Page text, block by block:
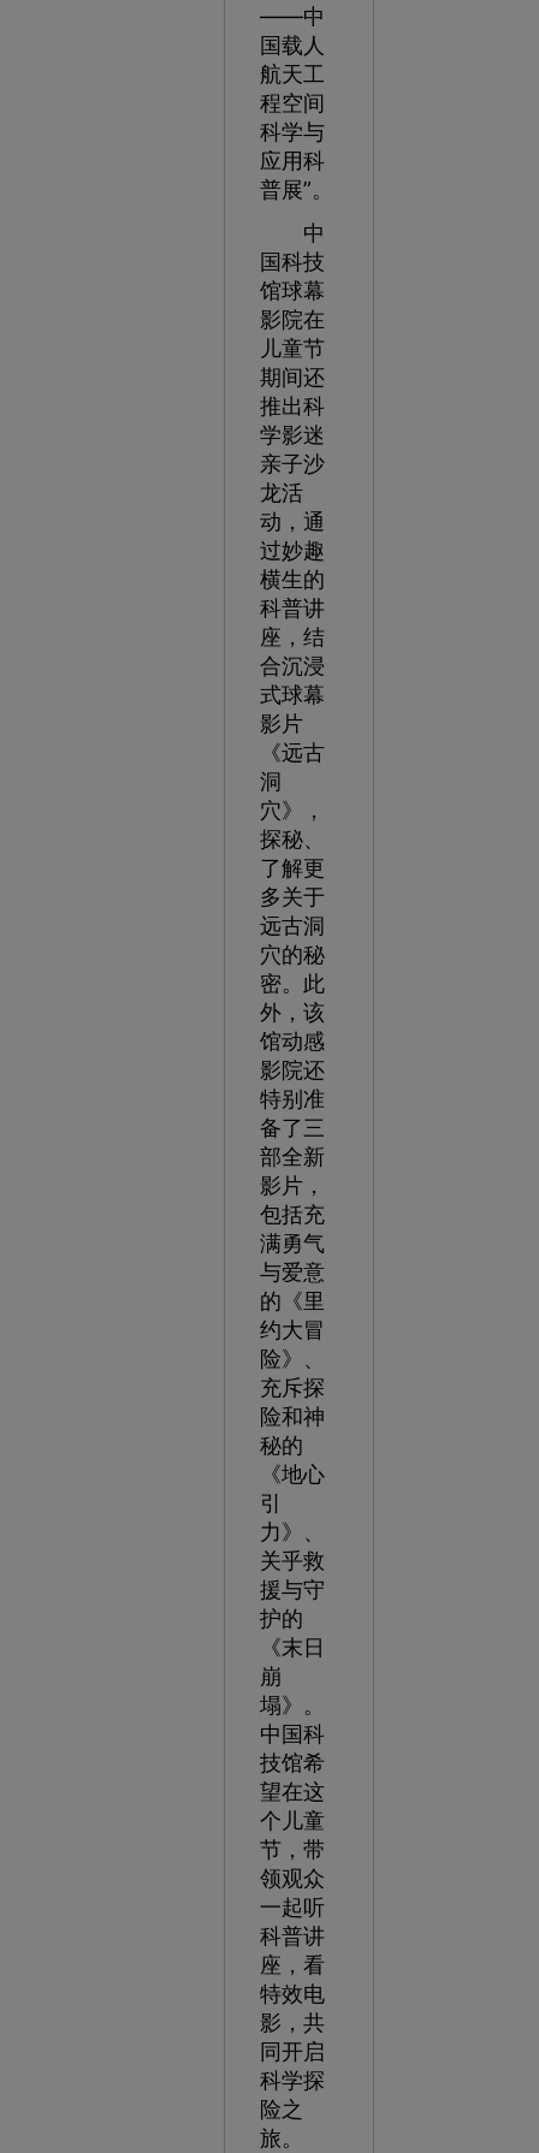
——中
国载人
航天工
程空间
科学与
应用科
普展”。
中
国科技
馆球幕
影院在
儿童节
期间还
推出科
学影迷
亲子沙
龙活
动，通
过妙趣
横生的
科普讲
座，结
合沉浸
式球幕
影片
《远古
洞
穴》，
探秘、
了解更
多关于
远古洞
穴的秘
密。此
外，该
馆动感
影院还
特别准
备了三
部全新
影片，
包括充
满勇气
与爱意
的《里
约大冒
险》、
充斥探
险和神
秘的
《地心
引
力》、
关乎救
援与守
护的
《末日
崩
塌》。
中国科
技馆希
望在这
个儿童
节，带
领观众
一起听
科普讲
座，看
特效电
影，共
同开启
科学探
险之
旅。